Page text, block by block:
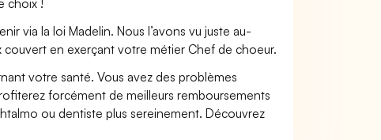
choix !
via la loi Madelin. Nous l’avons vu juste au-
en exerçant votre métier Chef de choeur.
votre santé. Vous avez des problèmes
forcément de meilleurs remboursements
ou dentiste plus sereinement. Découvrez